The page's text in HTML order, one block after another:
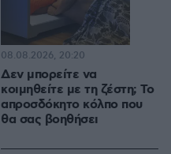
Δεν μπορείτε να
κοιμηθείτε με τη ζέστη; Το
απροσδόκητο κόλπο που
θα σας βοηθήσει
08.08.2026, 20:20